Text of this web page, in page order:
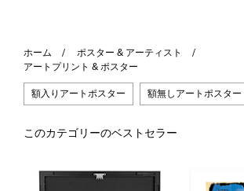
ホーム
ポスター & アーティスト
アートプリント & ポスター
額入りアートポスター 額無しアートポスター
このカテゴリーのベストセラー